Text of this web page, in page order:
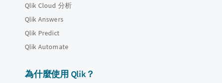
Qlik Cloud 分析
Qlik Answers
Qlik Predict
Qlik Automate
為什麼使用 Qlik？